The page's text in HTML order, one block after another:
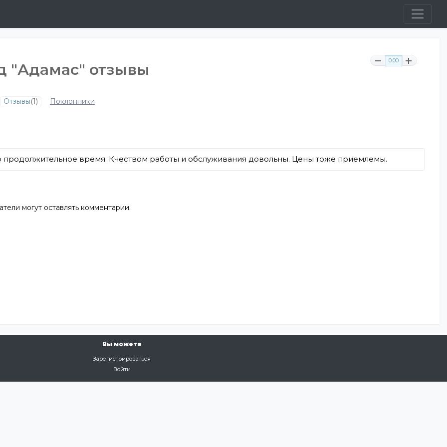
0.00
"Адамас" отзывы
Отзывы(1) Поклонники
время. Кчеством работы и обслуживания довольны. Цены тоже приемлемы.
могут оставлять комментарии.
Вы можете
Зарегистрироваться
Войти